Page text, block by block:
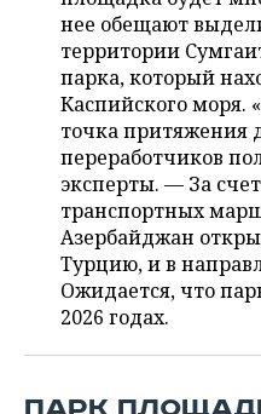
ХОККЕЙ С МЯЧОМ
ПРОИСШЕСТВИЯ
нее обещают
территории
парка, который
Каспийского моря.
точка притяжения
переработчиков
эксперты. — За
транспортных
Азербайджан
Турцию, и в
Ожидается, что
2026 годах.